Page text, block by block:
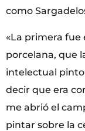
como
«La primera fue
porcelana, que
intelectual
decir que era
me abrió el
pintar sobre la